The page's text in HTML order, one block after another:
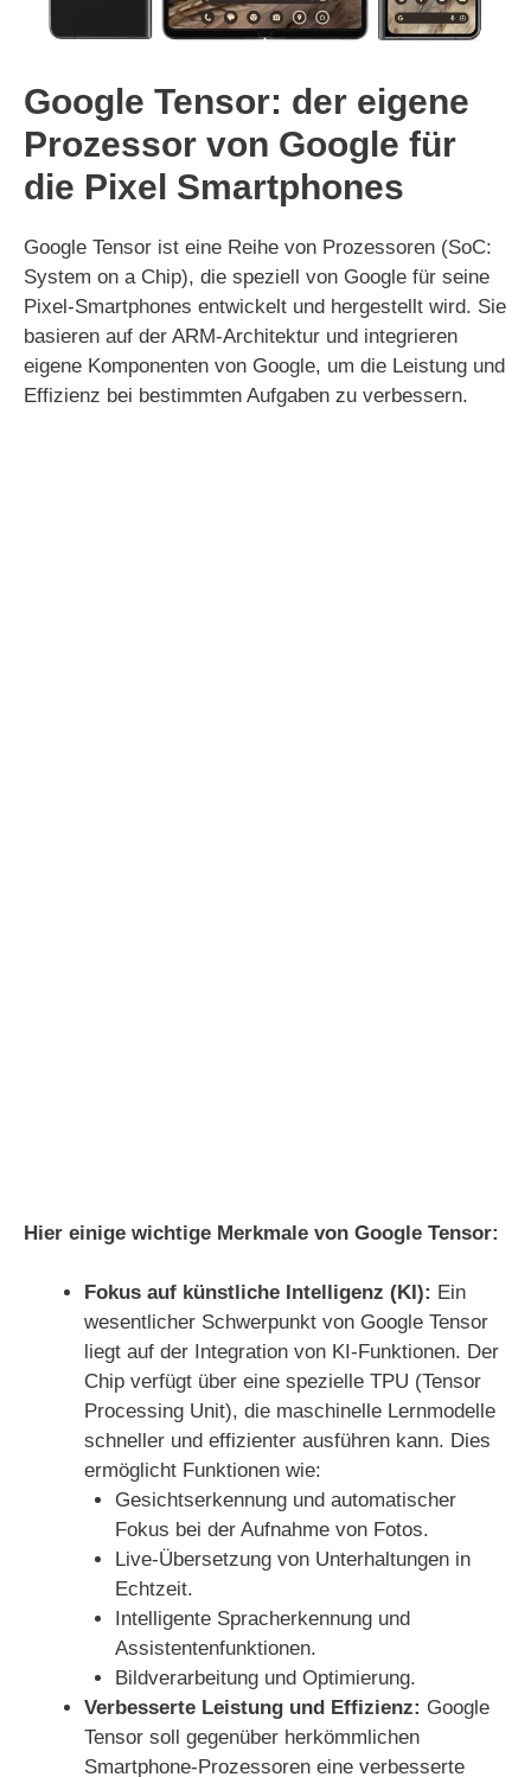
Google Tensor: der eigene
Prozessor von Google für
die Pixel Smartphones
Google Tensor ist eine Reihe von Prozessoren (SoC:
System on a Chip), die speziell von Google für seine
Pixel-Smartphones entwickelt und hergestellt wird. Sie
basieren auf der ARM-Architektur und integrieren
eigene Komponenten von Google, um die Leistung und
Effizienz bei bestimmten Aufgaben zu verbessern.
Hier einige wichtige Merkmale von Google Tensor:
Fokus auf künstliche Intelligenz (KI): Ein
wesentlicher Schwerpunkt von Google Tensor
liegt auf der Integration von KI-Funktionen. Der
Chip verfügt über eine spezielle TPU (Tensor
Processing Unit), die maschinelle Lernmodelle
schneller und effizienter ausführen kann. Dies
ermöglicht Funktionen wie:
Gesichtserkennung und automatischer
Fokus bei der Aufnahme von Fotos.
Live-Übersetzung von Unterhaltungen in
Echtzeit.
Intelligente Spracherkennung und
Assistentenfunktionen.
Bildverarbeitung und Optimierung.
Verbesserte Leistung und Effizienz: Google
Tensor soll gegenüber herkömmlichen
Smartphone-Prozessoren eine verbesserte